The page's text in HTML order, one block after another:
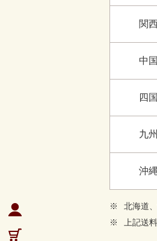
関
中国
四国
九州
沖縄
北海道
上記送